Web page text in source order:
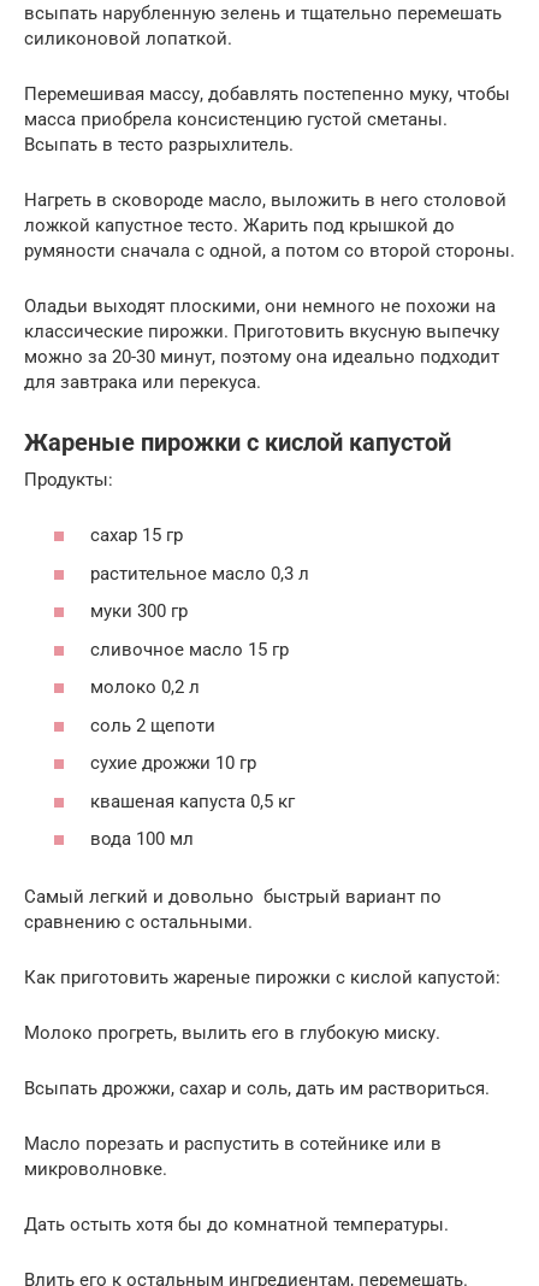
всыпать нарубленную зелень и тщательно перемешать
силиконовой лопаткой.
Перемешивая массу, добавлять постепенно муку, чтобы
масса приобрела консистенцию густой сметаны.
Всыпать в тесто разрыхлитель.
Нагреть в сковороде масло, выложить в него столовой
ложкой капустное тесто. Жарить под крышкой до
румяности сначала с одной, а потом со второй стороны.
Оладьи выходят плоскими, они немного не похожи на
классические пирожки. Приготовить вкусную выпечку
можно за 20-30 минут, поэтому она идеально подходит
для завтрака или перекуса.
Жареные пирожки с кислой капустой
Продукты:
сахар 15 гр
растительное масло 0,3 л
муки 300 гр
сливочное масло 15 гр
молоко 0,2 л
соль 2 щепоти
сухие дрожжи 10 гр
квашеная капуста 0,5 кг
вода 100 мл
Самый легкий и довольно быстрый вариант по
сравнению с остальными.
Как приготовить жареные пирожки с кислой капустой:
Молоко прогреть, вылить его в глубокую миску.
Всыпать дрожжи, сахар и соль, дать им раствориться.
Масло порезать и распустить в сотейнике или в
микроволновке.
Дать остыть хотя бы до комнатной температуры.
Влить его к остальным ингредиентам, перемешать.